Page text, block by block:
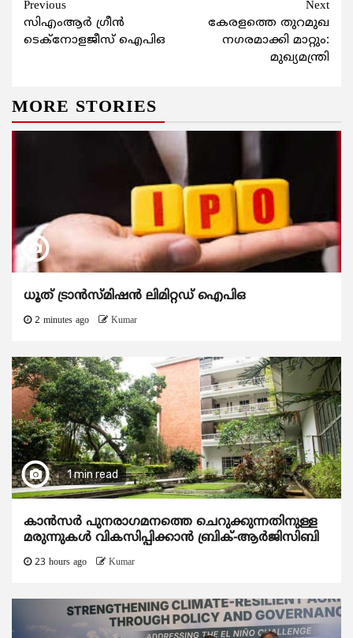
Continue
Reading
Previous
സിഎംആര്‍ ഗ്രീന്‍
ടെക്നോളജീസ് ഐപിഒ
Next
കേരളത്തെ തുറമുഖ
നഗരമാക്കി മാറ്റും:
മുഖ്യമന്ത്രി
MORE STORIES
ധൂത് ട്രാൻസ്മിഷൻ ലിമിറ്റഡ് ഐപിഒ
2 minutes ago Kumar
1 min read
കാന്‍സര്‍ പുനരാഗമനത്തെ ചെറുക്കുന്നതിനുള്ള
മരുന്നുകള്‍ വികസിപ്പിക്കാന്‍ ബ്രിക്-ആര്‍ജിസിബി
23 hours ago Kumar